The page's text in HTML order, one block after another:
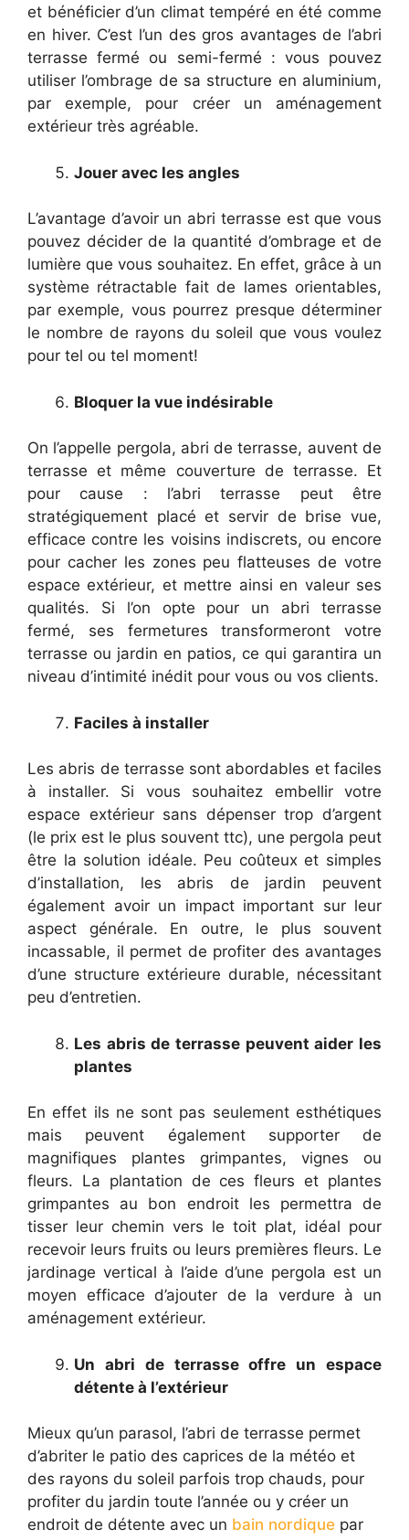
et bénéficier d’un climat tempéré en été comme
en hiver. C’est l’un des gros avantages de l’abri
terrasse fermé ou semi-fermé : vous pouvez
utiliser l’ombrage de sa structure en aluminium,
par exemple, pour créer un aménagement
extérieur très agréable.
Jouer avec les angles
L’avantage d’avoir un abri terrasse est que vous
pouvez décider de la quantité d’ombrage et de
lumière que vous souhaitez. En effet, grâce à un
système rétractable fait de lames orientables,
par exemple, vous pourrez presque déterminer
le nombre de rayons du soleil que vous voulez
pour tel ou tel moment!
Bloquer la vue indésirable
On l’appelle pergola, abri de terrasse, auvent de
terrasse et même couverture de terrasse. Et
pour cause : l’abri terrasse peut être
stratégiquement placé et servir de brise vue,
efficace contre les voisins indiscrets, ou encore
pour cacher les zones peu flatteuses de votre
espace extérieur, et mettre ainsi en valeur ses
qualités. Si l’on opte pour un abri terrasse
fermé, ses fermetures transformeront votre
terrasse ou jardin en patios, ce qui garantira un
niveau d’intimité inédit pour vous ou vos clients.
Faciles à installer
Les abris de terrasse sont abordables et faciles
à installer. Si vous souhaitez embellir votre
espace extérieur sans dépenser trop d’argent
(le prix est le plus souvent ttc), une pergola peut
être la solution idéale. Peu coûteux et simples
d’installation, les abris de jardin peuvent
également avoir un impact important sur leur
aspect générale. En outre, le plus souvent
incassable, il permet de profiter des avantages
d’une structure extérieure durable, nécessitant
peu d’entretien.
Les abris de terrasse peuvent aider les
plantes
En effet ils ne sont pas seulement esthétiques
mais peuvent également supporter de
magnifiques plantes grimpantes, vignes ou
fleurs. La plantation de ces fleurs et plantes
grimpantes au bon endroit les permettra de
tisser leur chemin vers le toit plat, idéal pour
recevoir leurs fruits ou leurs premières fleurs. Le
jardinage vertical à l’aide d’une pergola est un
moyen efficace d’ajouter de la verdure à un
aménagement extérieur.
Un abri de terrasse offre un espace
détente à l’extérieur
Mieux qu’un parasol, l’abri de terrasse permet
d’abriter le patio des caprices de la météo et
des rayons du soleil parfois trop chauds, pour
profiter du jardin toute l’année ou y créer un
endroit de détente avec un bain nordique par